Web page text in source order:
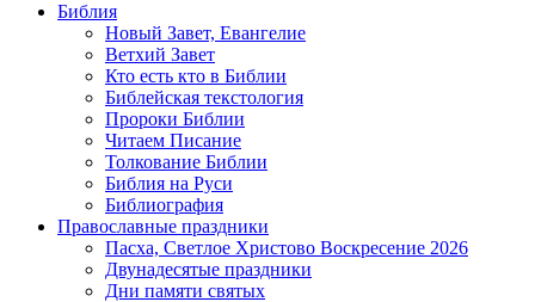
Библия
Новый Завет, Евангелие
Ветхий Завет
Кто есть кто в Библии
Библейская текстология
Пророки Библии
Читаем Писание
Толкование Библии
Библия на Руси
Библиография
Православные праздники
Пасха, Светлое Христово Воскресение 2026
Двунадесятые праздники
Дни памяти святых